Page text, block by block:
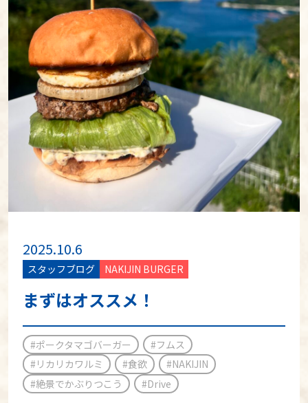
2025.10.6
スタッフブログ NAKIJIN BURGER
まずはオススメ！
#ポークタマゴバーガー
#フムス
#リカリカワルミ
#食欲
#NAKIJIN
#絶景でかぶりつこう
#Drive